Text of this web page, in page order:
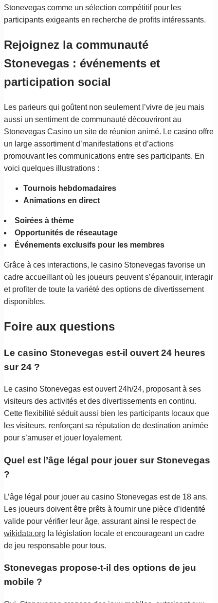
Stonevegas comme un sélection compétitif pour les
participants exigeants en recherche de profits intéressants.
Rejoignez la communauté
Stonevegas : événements et
participation social
Les parieurs qui goûtent non seulement l’vivre de jeu mais
aussi un sentiment de communauté découvriront au
Stonevegas Casino un site de réunion animé. Le casino offre
un large assortiment d’manifestations et d’actions
promouvant les communications entre ses participants. En
voici quelques illustrations :
Tournois hebdomadaires
Animations en direct
Soirées à thème
Opportunités de réseautage
Événements exclusifs pour les membres
Grâce à ces interactions, le casino Stonevegas favorise un
cadre accueillant où les joueurs peuvent s’épanouir, interagir
et profiter de toute la variété des options de divertissement
disponibles.
Foire aux questions
Le casino Stonevegas est-il ouvert 24 heures
sur 24 ?
Le casino Stonevegas est ouvert 24h/24, proposant à ses
visiteurs des activités et des divertissements en continu.
Cette flexibilité séduit aussi bien les participants locaux que
les visiteurs, renforçant sa réputation de destination animée
pour s’amuser et jouer loyalement.
Quel est l’âge légal pour jouer sur Stonevegas
?
L’âge légal pour jouer au casino Stonevegas est de 18 ans.
Les joueurs doivent être prêts à fournir une pièce d’identité
valide pour vérifier leur âge, assurant ainsi le respect de
wikidata.org la législation locale et encourageant un cadre
de jeu responsable pour tous.
Stonevegas propose-t-il des options de jeu
mobile ?